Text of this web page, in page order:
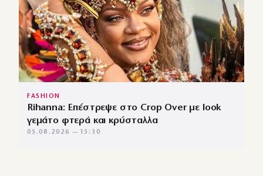
FASHION
Rihanna: Επέστρεψε στο Crop Over με look
γεμάτο φτερά και κρύσταλλα
05.08.2026 — 15:30